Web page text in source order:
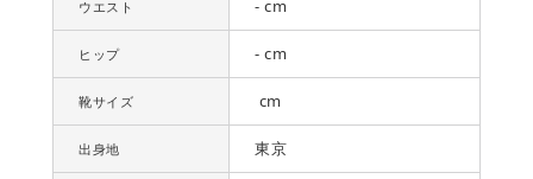
ウエスト - cm
ヒップ - cm
靴サイズ cm
出身地 東京